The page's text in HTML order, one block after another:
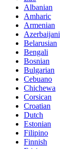
Albanian
Amharic
Armenian
Azerbaijani
Belarusian
Bengali
Bosnian
Bulgarian
Cebuano
Chichewa
Corsican
Croatian
Dutch
Estonian
Filipino
Finnish